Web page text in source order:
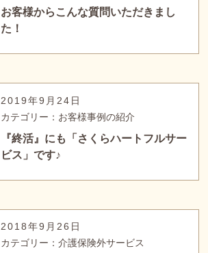
お客様からこんな質問いただきまし
た！
2019年9月24日
カテゴリー：お客様事例の紹介
『終活』にも「さくらハートフルサー
ビス」です♪
2018年9月26日
カテゴリー：介護保険外サービス